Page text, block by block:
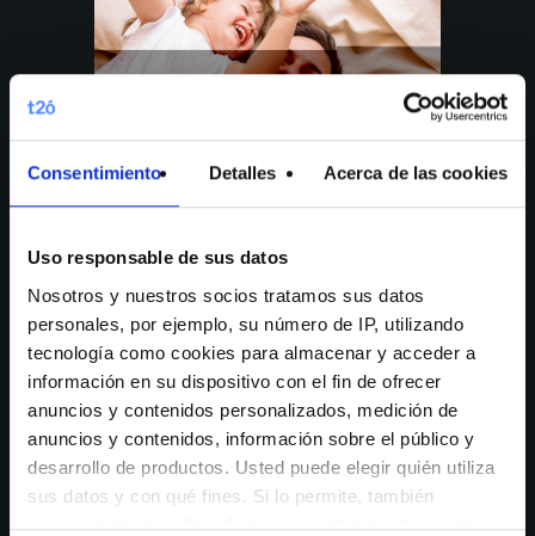
Consentimiento Detalles Acerca de las cookies
Uso responsable de sus datos
Nosotros y nuestros socios tratamos sus datos
personales, por ejemplo, su número de IP, utilizando
tecnología como cookies para almacenar y acceder a
información en su dispositivo con el fin de ofrecer
anuncios y contenidos personalizados, medición de
anuncios y contenidos, información sobre el público y
desarrollo de productos. Usted puede elegir quién utiliza
sus datos y con qué fines. Si lo permite, también
quisiéramos recopilar información sobre su ubicación
AEGON
Increasing
turnover and
reputation